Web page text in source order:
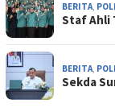
BERITA,
Staf Ahli
BERITA,
Sekda